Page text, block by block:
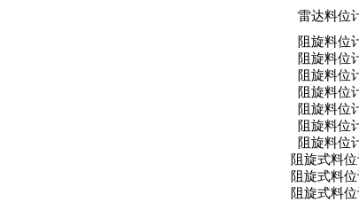
雷达料位
阻旋料位
阻旋料位
阻旋料位
阻旋料位
阻旋料位
阻旋料位
阻旋料位
阻旋式料
阻旋式料
阻旋式料